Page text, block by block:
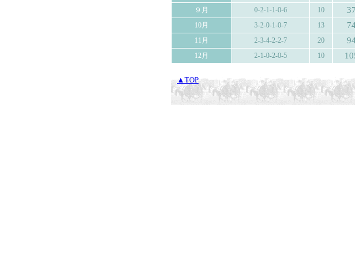
９月 0-2-1-1-0-6 10 37
10月 3-2-0-1-0-7 13
11月 2-3-4-2-2-7 20
12月 2-1-0-2-0-5 10
▲TOP